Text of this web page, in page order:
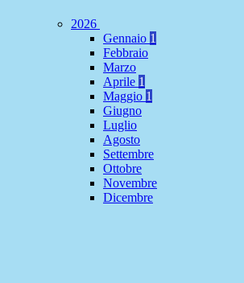
2026
Gennaio 1
Febbraio
Marzo
Aprile 1
Maggio 1
Giugno
Luglio
Agosto
Settembre
Ottobre
Novembre
Dicembre